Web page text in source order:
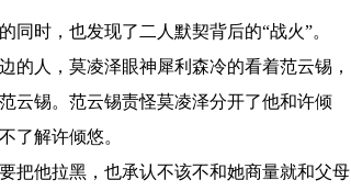
时，也发现了二人默契背后的“战火”。
的人，莫凌泽眼神犀利森冷的看着范云锡，
云锡。范云锡责怪莫凌泽分开了他和许倾
了解许倾悠。
把他拉黑，也承认不该不和她商量就和父母